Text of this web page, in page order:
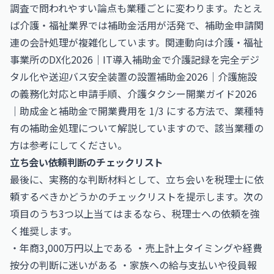
調査で問われやすい論点も業種ごとに変わります。たとえ
ば介護・福祉業界では補助金活用が活発で、補助金申請関
連の会計処理が複雑化しています。関連動向は介護・福祉
事業所のDX化2026｜IT導入補助金で介護記録を完全デジ
タル化や送迎バス安全装置の設置補助金2026｜介護施設
の義務化対応と申請手順、 介護タクシー開業ガイド2026
｜助成金と補助金で開業費用を 1/3 にする方法で、業種特
有の補助金処理について解説していますので、該当業種の
方は参考にしてください。
立ち会い依頼判断のチェックリスト
最後に、実務的な判断材料として、立ち会いを税理士に依
頼するべきかどうかのチェックリストを提示します。次の
項目のうち3つ以上当てはまるなら、税理士への依頼を強
く推奨します。
・年商3,000万円以上である ・売上計上タイミングや経費
按分の判断に迷いがある ・家族への給与支払いや役員報